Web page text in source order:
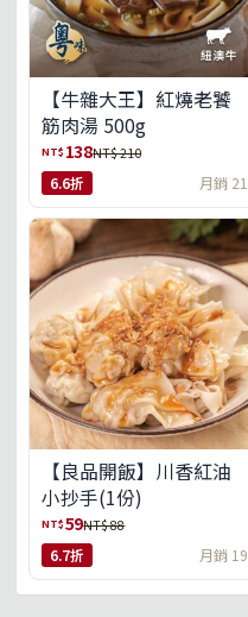
【牛雜大王】紅燒老饕
筋肉湯 500g
NT$ 138NT$ 210
6.6折 月銷 21
【良品開飯】川香紅油
小抄手(1份)
NT$59NT$ 88
6.7折 月銷 19